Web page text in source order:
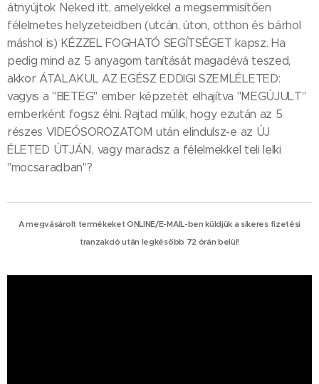
átnyújtok Neked itt, amelyekkel a megsemmisítően
félelmetes helyzeteidben (utcán, úton, otthon és bárhol
máshol is) KÉZZEL FOGHATÓ SEGÍTSÉGET kapsz. Ha
pedig mind az 5 anyagom tanítását magadévá teszed,
akkor ÁTALAKUL AZ EGÉSZ EDDIGI SZEMLÉLETED:
vagyis a "BETEG" ember képzetét elhajítva "MEGÚJULT"
emberként fogsz élni. Rajtad múlik, hogy ezután az 5
részes VIDEÓSOROZATOM után elindulsz-e az ÚJ
ÉLETED ÚTJÁN, vagy maradsz a félelmekkel teli lelki
"mocsaradban"?
A megvásárolt termékeket ONLINE/E-MAIL-ben küldjük a sikeres fizetési
tranzakció után legkésőbb 72 órán belül!